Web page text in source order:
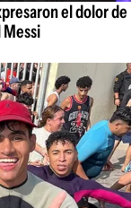
el dolor de
Messi